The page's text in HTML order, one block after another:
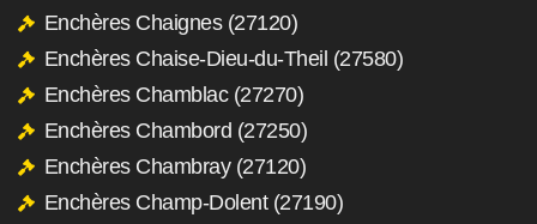
Enchères Chaignes (27120)
Enchères Chaise-Dieu-du-Theil (27580)
Enchères Chamblac (27270)
Enchères Chambord (27250)
Enchères Chambray (27120)
Enchères Champ-Dolent (27190)